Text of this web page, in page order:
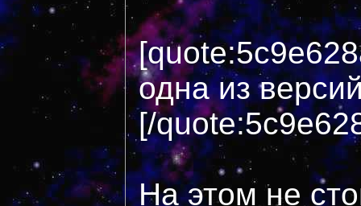
одна из
[/
На этом не